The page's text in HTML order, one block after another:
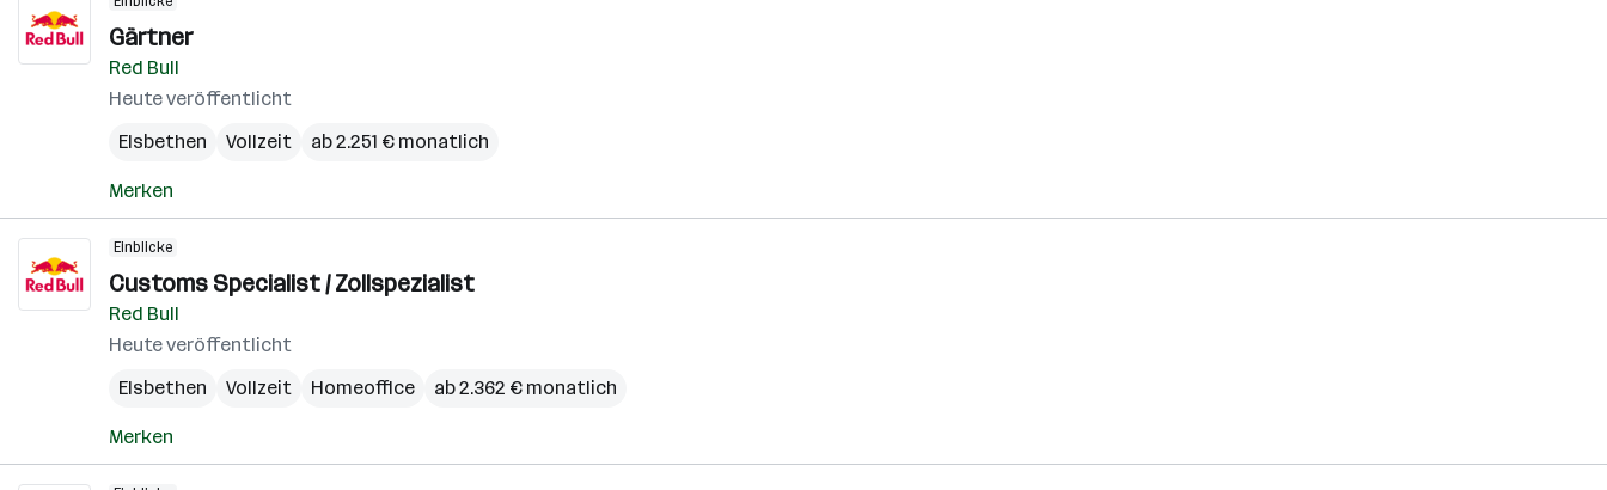
Gärtner
Red Bull
Heute veröffentlicht
Elsbethen
Vollzeit ab 2.251 € monatlich
Merken
Einblicke
Customs Specialist / Zollspezialist
Red Bull
Heute veröffentlicht
Elsbethen
Vollzeit Homeoffice ab 2.362 € monatlich
Merken